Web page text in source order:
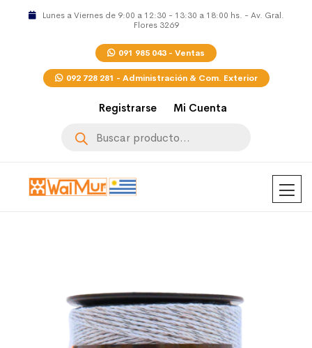
Lunes a Viernes de 9:00 a 12:30 - 13:30 a 18:00 hs. - Av. Gral.
Flores 3269
091 985 043 - Ventas
092 728 281 - Administración & Com. Exterior
Registrarse Mi Cuenta